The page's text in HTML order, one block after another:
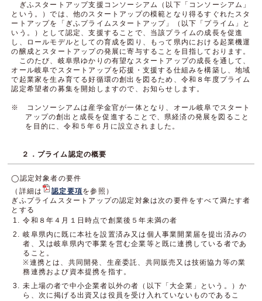
ぎふスタートアップ支援コンソーシアム（以下「コンソーシアム」
という。）では、他のスタートアップの模範となり得るすぐれたスタ
ートアップを「ぎふプライムスタートアップ」（以下「プライム」と
いう。）として認定、支援することで、当該プライムの成長を促進
し、ロールモデルとしての育成を図り、もって県内における起業機運
の醸成とスタートアップの発展に寄与することを目指しております。
このたび、岐阜県ゆかりの有望なスタートアップの成長を通して、
オール岐阜でスタートアップを応援・支援する仕組みを構築し、地域
で起業家を生み育てる好循環の創出を図るため、令和８年度プライム
認定希望者の募集を開始しますので、お知らせします。
※ コンソーシアムは産学金官が一体となり、オール岐阜でスタート
アップの創出と成長を促進することで、県経済の発展を図ること
を目的に、令和５年６月に設立されました。
２．プライム認定の概要
◯認定対象者の要件
（詳細は
認定要項を参照）
ぎふプライムスタートアップの認定対象は次の要件をすべて満たす者
とする
令和８年４月１日時点で創業後５年未満の者
岐阜県内に既に本社を設置済み又は個人事業開業届を提出済みの
者、又は岐阜県内で事業を営む企業等と既に連携している者であ
ること。
※連携とは、共同開発、生産委託、共同販売又は技術協力等の業
務連携および資本提携を指す。
未上場の者で中小企業者以外の者（以下「大企業」という。）か
ら、次に掲げる出資又は役員を受け入れていないものであるこ